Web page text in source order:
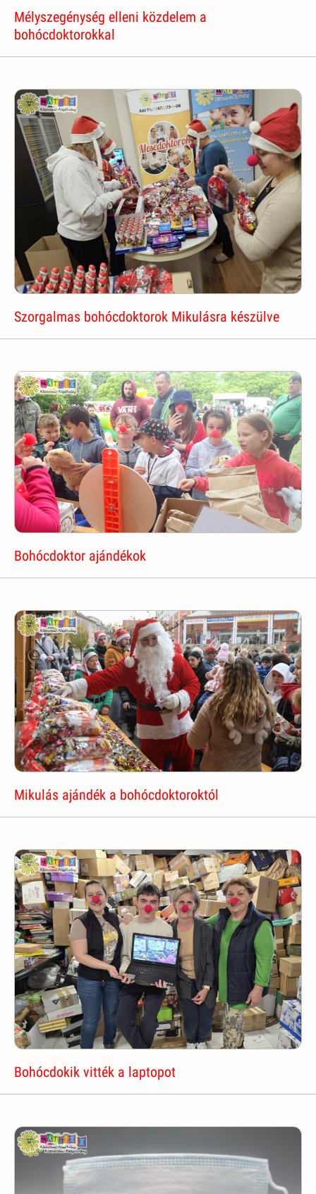
Mélyszegénység elleni közdelem a
bohócdoktorokkal
Szorgalmas bohócdoktorok Mikulásra készülve
Bohócdoktor ajándékok
Mikulás ajándék a bohócdoktoroktól
Bohócdokik vitték a laptopot